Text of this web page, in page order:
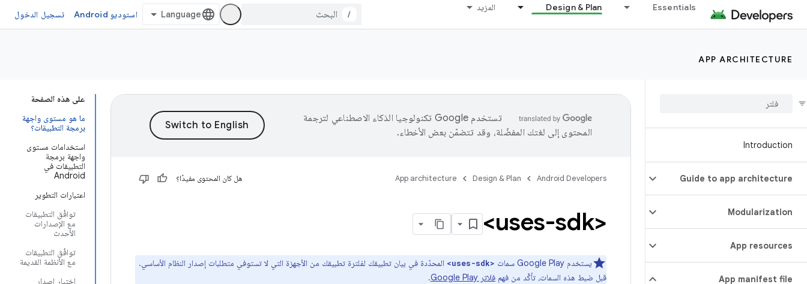
Essentials
Design & Plan المزيد
/ استوديو Android تسجيل الدخول
APP ARCHITECTURE
Introduction
Guide to app architecture
Modularization
App resources
App manifest file
على هذه الصفحة
ما هو مستوى واجهة
برمجة التطبيقات؟
استخدامات مستوى
واجهة برمجة
التطبيقات في
Android
اعتبارات التطوير
توافُق التطبيقات
مع الإصدارات
الأحدث
توافُق التطبيقات
مع الأنظمة القديمة
اختيار إصدار
تستخدم Google تكنولوجيا الذكاء الاصطناعي لترجمة
المحتوى إلى لغتك المفضّلة، وقد تتضمّن بعض الأخطاء.
Android Developers
Design & Plan
App architecture هل كان المحتوى مفيدًا؟
<uses-sdk>
يستخدم Google Play سمات <uses-sdk> المحدّدة في بيان تطبيقك لفلترة تطبيقك من الأجهزة التي لا تستوفي متطلبات إصدار النظام الأساسي.
قبل ضبط هذه السمات، تأكَّد من فهم فلاتر Google Play .